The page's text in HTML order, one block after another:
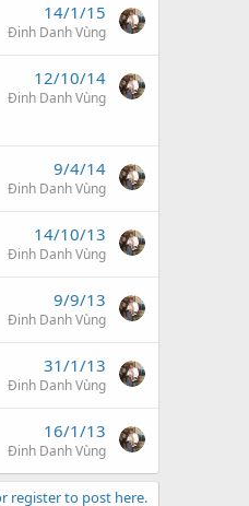
14/1/15
Đinh Danh Vùng
12/10/14
Đinh Danh Vùng
9/4/14
Đinh Danh Vùng
14/10/13
Đinh Danh Vùng
9/9/13
Đinh Danh Vùng
31/1/13
Đinh Danh Vùng
16/1/13
Đinh Danh Vùng
register to post here.